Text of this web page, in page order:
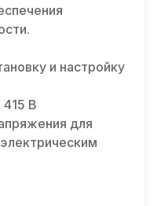
и настройку
В
для